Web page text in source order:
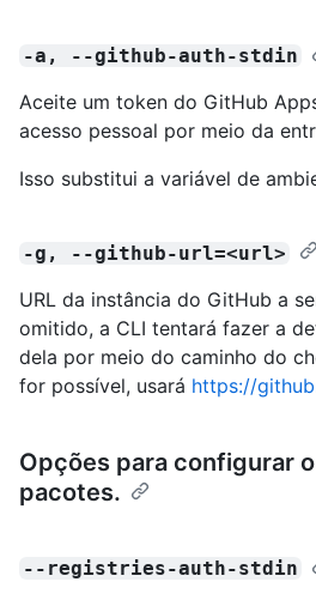
-a, --github-auth-stdin
Aceite um token do GitHub
acesso pessoal por meio da
Isso substitui a variável de
-g, --github-url=<url>
URL da instância do GitHub a
omitido, a CLI tentará fazer a
dela por meio do caminho do
for possível, usará https://
Opções para configurar
pacotes.
--registries-auth-stdin